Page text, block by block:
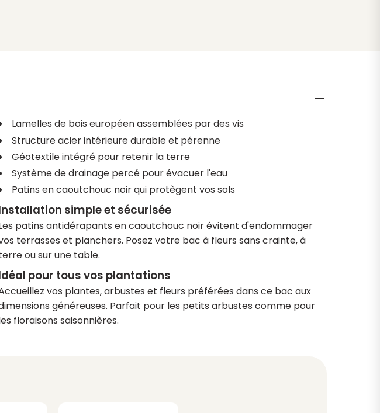
Lamelles de bois européen assemblées par des vis
Structure acier intérieure durable et pérenne
Géotextile intégré pour retenir la terre
Système de drainage percé pour évacuer l'eau
Patins en caoutchouc noir qui protègent vos sols
simple et sécurisée
patins antidérapants en caoutchouc noir évitent d'endommager
terrasses et planchers. Posez votre bac à fleurs sans crainte, à
ou sur une table.
pour tous vos plantations
vos plantes, arbustes et fleurs préférées dans ce bac aux
généreuses. Parfait pour les petits arbustes comme pour
floraisons saisonnières.